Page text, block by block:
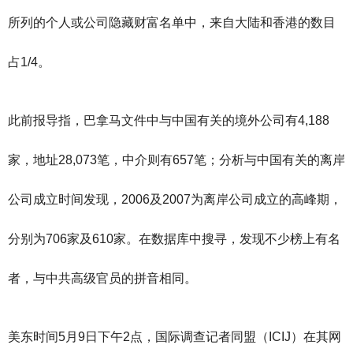
所列的个人或公司隐藏财富名单中，来自大陆和香港的数目
占1/4。
此前报导指，巴拿马文件中与中国有关的境外公司有4,188
家，地址28,073笔，中介则有657笔；分析与中国有关的离岸
公司成立时间发现，2006及2007为离岸公司成立的高峰期，
分别为706家及610家。在数据库中搜寻，发现不少榜上有名
者，与中共高级官员的拼音相同。
美东时间5月9日下午2点，国际调查记者同盟（ICIJ）在其网